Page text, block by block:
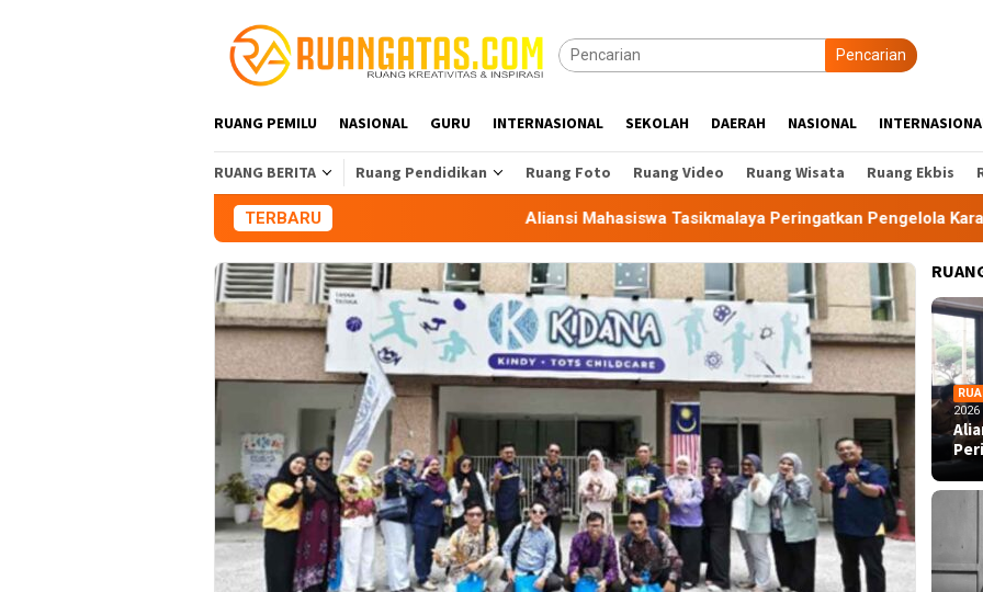
Pencarian
RUANG PEMILU NASIONAL GURU INTERNASIONAL SEKOLAH DAERAH NASIONAL
RUANG BERITA Ruang Pendidikan Ruang Foto Ruang Video Ruang Wisata Ruang Ekbis
TERBARU Aliansi Mahasiswa Tasikmalaya Peringatkan Pengelola Karaoke Penuhi
2026